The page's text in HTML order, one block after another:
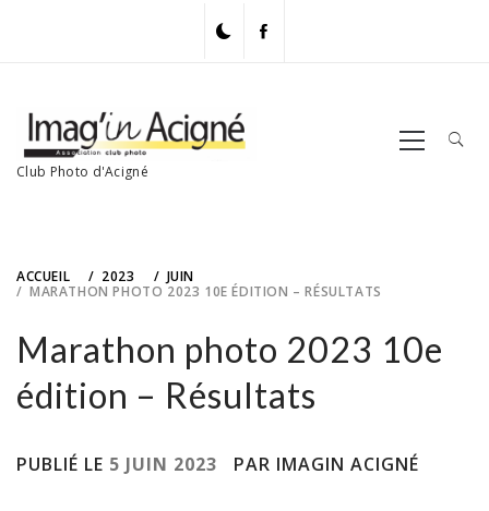
Club Photo d'Acigné
Primary
Menu
ACCUEIL 2023
JUIN
MARATHON PHOTO 2023 10E ÉDITION – RÉSULTATS
Marathon photo 2023 10e
édition – Résultats
PUBLIÉ LE 5 JUIN 2023 PAR IMAGIN ACIGNÉ